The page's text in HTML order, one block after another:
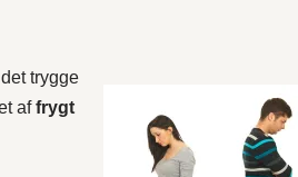
trygge
affrygt